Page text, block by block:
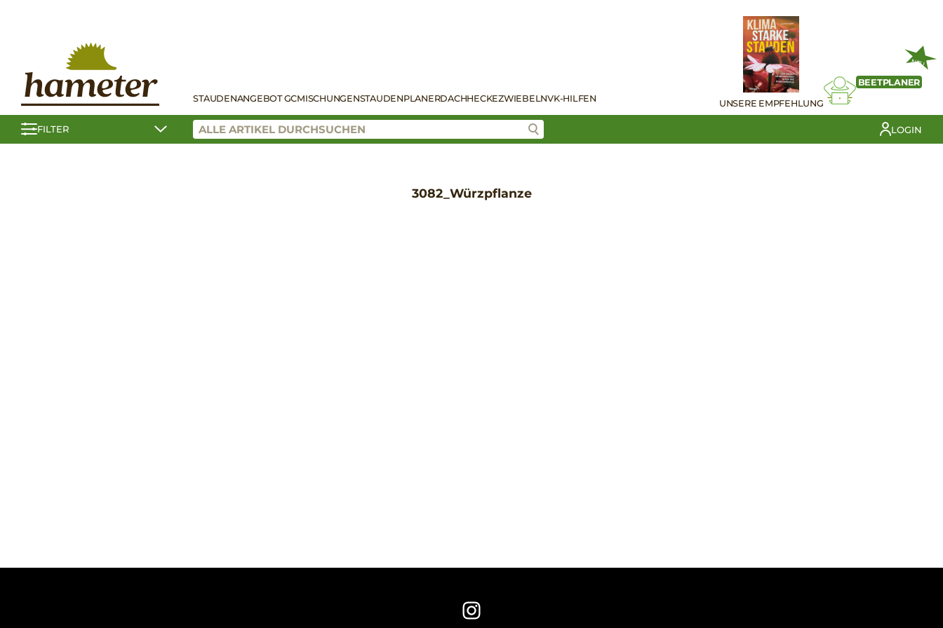
STAUDENANGEBOT GCMISCHUNGENSTAUDENPLANERDACHHECKEZWIEBELNVK-HILFEN UNSERE EMPFEHLUNG
NEU
BEETPLANER
FILTER LOGIN
3082_Würzpflanze